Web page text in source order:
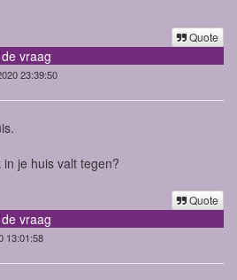
Quote
vraag
23:39:50
je huis valt tegen?
Quote
vraag
13:01:58